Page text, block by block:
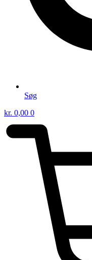
Søg
kr. 0,00 0